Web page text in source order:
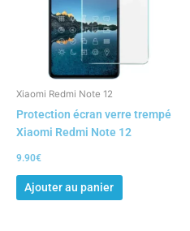
Xiaomi Redmi Note 12
Protection écran verre trempé
Xiaomi Redmi Note 12
9.90€
Ajouter au panier